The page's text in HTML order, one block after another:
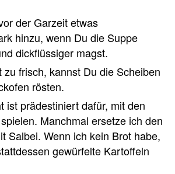
der Garzeit etwas
hinzu, wenn Du die Suppe
dickflüssiger magst.
zu frisch, kannst Du die Scheiben
rösten.
ist prädestiniert dafür, mit den
Manchmal ersetze ich den
Salbei. Wenn ich kein Brot habe,
gewürfelte Kartoffeln